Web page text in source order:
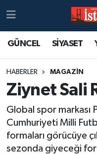
GÜNCEL SİYASET
HABERLER MAGAZİN
Ziynet Sali
Global spor markası
Cumhuriyeti Milli
formaları görücüye
sezonda giyeceği